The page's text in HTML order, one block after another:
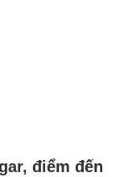
điểm đến